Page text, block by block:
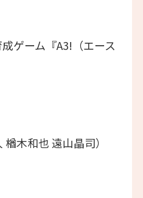
ゲーム『A3!（エース
木和也 遠山晶司）